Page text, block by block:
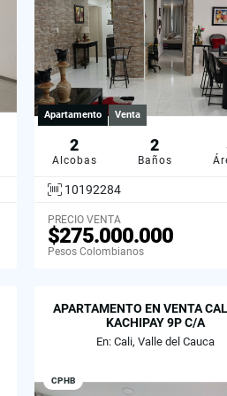
Apartamento Venta
2
Alcobas
2
Baños
10192284
PRECIO VENTA
$275.000.000
Pesos Colombianos
APARTAMENTO EN VENTA
KACHIPAY 9P C/A
En: Cali, Valle del Cauca
CPHB